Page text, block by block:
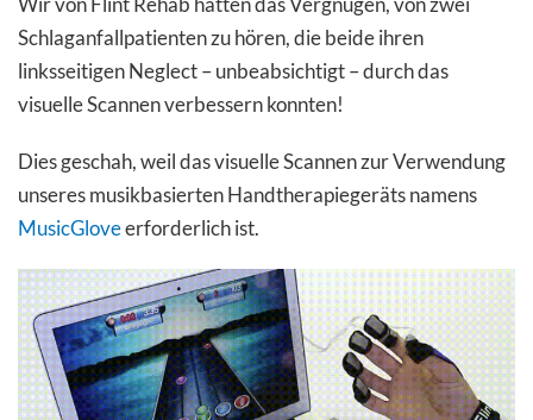
Schlaganfallpatienten zu hören, die beide ihren
linksseitigen Neglect – unbeabsichtigt – durch das
visuelle Scannen verbessern konnten!
Dies geschah, weil das visuelle Scannen zur Verwendung
unseres musikbasierten Handtherapiegeräts namens
MusicGloveerforderlich ist.